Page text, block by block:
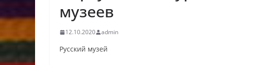
музеев
12.10.2020 admin
Русский музей